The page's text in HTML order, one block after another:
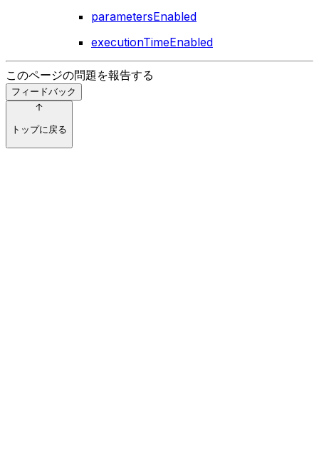
parametersEnabled
executionTimeEnabled
このページの問題を報告する
フィードバック
トップに戻る